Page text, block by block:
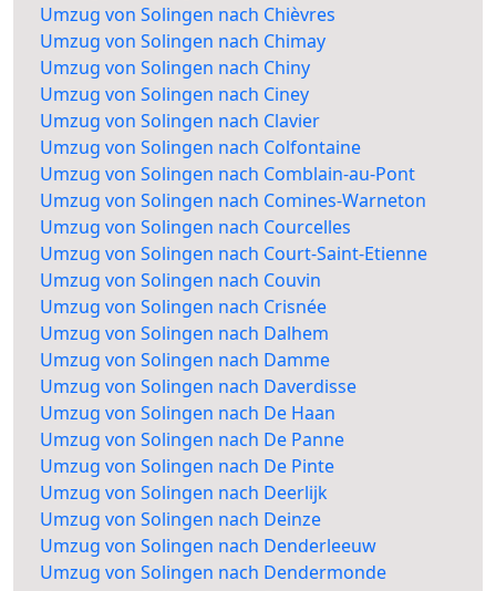
Umzug von Solingen nach Chièvres
Umzug von Solingen nach Chimay
Umzug von Solingen nach Chiny
Umzug von Solingen nach Ciney
Umzug von Solingen nach Clavier
Umzug von Solingen nach Colfontaine
Umzug von Solingen nach Comblain-au-Pont
Umzug von Solingen nach Comines-Warneton
Umzug von Solingen nach Courcelles
Umzug von Solingen nach Court-Saint-Etienne
Umzug von Solingen nach Couvin
Umzug von Solingen nach Crisnée
Umzug von Solingen nach Dalhem
Umzug von Solingen nach Damme
Umzug von Solingen nach Daverdisse
Umzug von Solingen nach De Haan
Umzug von Solingen nach De Panne
Umzug von Solingen nach De Pinte
Umzug von Solingen nach Deerlijk
Umzug von Solingen nach Deinze
Umzug von Solingen nach Denderleeuw
Umzug von Solingen nach Dendermonde